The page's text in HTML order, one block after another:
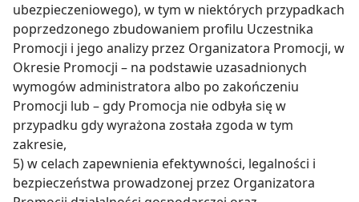
ubezpieczeniowego), w tym w niektórych przypadkach
poprzedzonego zbudowaniem profilu Uczestnika
Promocji i jego analizy przez Organizatora Promocji, w
Okresie Promocji – na podstawie uzasadnionych
wymogów administratora albo po zakończeniu
Promocji lub – gdy Promocja nie odbyła się w
przypadku gdy wyrażona została zgoda w tym
zakresie,
5) w celach zapewnienia efektywności, legalności i
bezpieczeństwa prowadzonej przez Organizatora